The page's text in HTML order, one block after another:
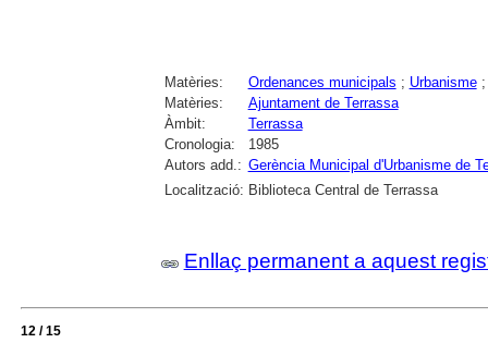
Matèries: Ordenances municipals ; Urbanisme
Matèries:
Ajuntament de Terrassa
Àmbit:
Terrassa
Cronologia:
1985
Autors add.: Gerència Municipal d'Urbanisme de
Localització: Biblioteca Central de Terrassa
Enllaç permanent a aquest
12 / 15